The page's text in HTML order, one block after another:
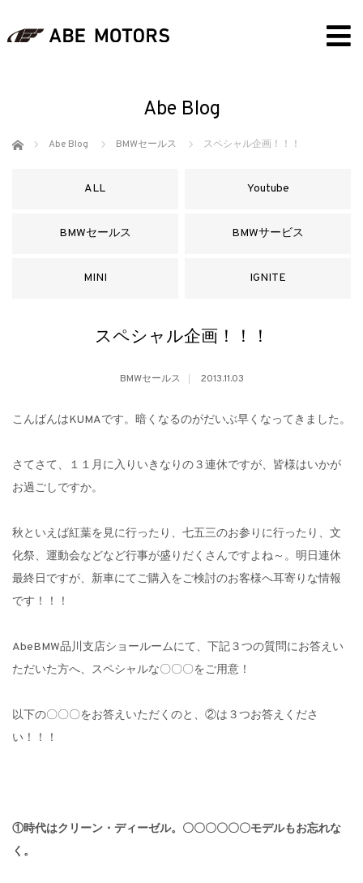
Abe Blog
ホーム Abe Blog BMWセールス スペシャル企画！！！
ALL Youtube
BMWセールス BMWサービス
MINI IGNITE
スペシャル企画！！！
BMWセールス 2013.11.03
こんばんはKUMAです。暗くなるのがだいぶ早くなってきました。
さてさて、１１月に入りいきなりの３連休ですが、皆様はいかが
お過ごしですか。
秋といえば紅葉を見に行ったり、七五三のお参りに行ったり、文
化祭、運動会などなど行事が盛りだくさんですよね～。明日連休
最終日ですが、新車にてご購入をご検討のお客様へ耳寄りな情報
です！！！
AbeBMW品川支店ショールームにて、下記３つの質問にお答えい
ただいた方へ、スペシャルな〇〇〇をご用意！
以下の〇〇〇をお答えいただくのと、②は３つお答えくださ
い！！！
①時代はクリーン・ディーゼル。〇〇〇〇〇〇モデルもお忘れな
く。